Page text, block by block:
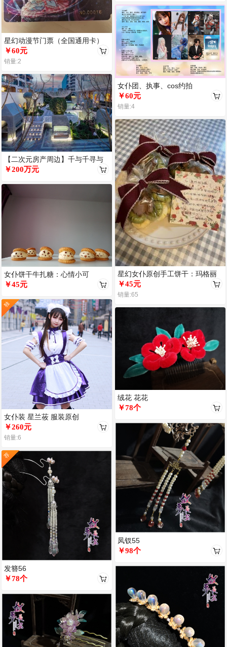
星幻动漫节门票（全国通用卡）
￥60元
销量:2
【二次元房产周边】千与千寻与
西游
￥200万元
女仆饼干牛扎糖：心情小可
￥45元
独
女仆装 星兰莜 服装原创
￥260元
销量:6
荐
发簪56
￥78个
女仆团、执事、cos约拍
￥60元
销量:4
星幻女仆原创手工饼干：玛格丽
特3种口味
￥45元
销量:65
绒花 花花
￥78个
凤钗55
￥98个